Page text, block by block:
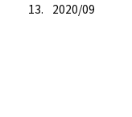
13.
2020/09